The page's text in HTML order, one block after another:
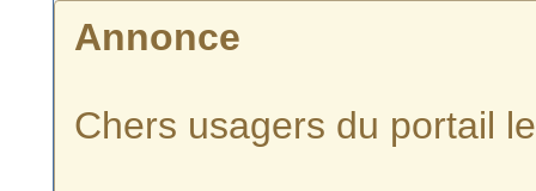
Annonce
Chers usagers du portail